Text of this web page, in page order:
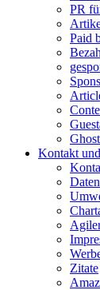
PR
Paid
Kontakt
Zitate